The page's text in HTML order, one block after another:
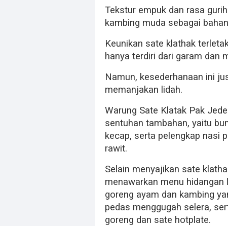
Tekstur empuk dan rasa
kambing muda sebagai
Keunikan sate klathak
hanya terdiri dari garam dan
Namun, kesederhanaan ini
memanjakan lidah.
Warung Sate Klatak Pak
sentuhan tambahan, yaitu
kecap, serta pelengkap nasi
rawit.
Selain menyajikan sate
menawarkan menu
goreng ayam dan kambing
pedas menggugah selera,
goreng dan sate hotplate.